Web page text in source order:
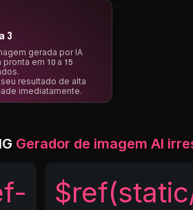
3
gerada por IA
pronta em 10 a 15
resultado de alta
imediatamente.
Gerador de imagem AI